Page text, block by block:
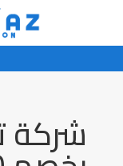
شركة